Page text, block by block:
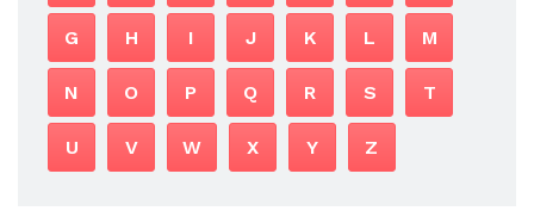
G H I J K L M
N O P Q R S T
U V W X Y Z